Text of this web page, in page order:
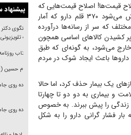
قیمت‌ها! اصلاح قیمت‌هایی که
طبق اظهارات آنها فقط شامل ۱۰ درصد از دارو‌ها می‌شود، اما این ۱۰ درصد خودش می‌شود ۳۷۰ قلم دارو که آمار
که سر از رسانه‌ها درآورده
پس از پر کشیدن کالا‌های اساسی همچون
خارج می‌شود، به گونه‌ای که طبق
باعث ایجاد شوک در مردم
یک بیمار حذف کرد، اما حالا
و بیماری به دو دو تا چهارتا
زندگی را پیش ببرند. به خصوص
فشار گرانی دارو را به شکل
پیشنهاد
گفتگوی
برنامه
بازتاب روزنامه جوان ۱۵
امام
پیاده روی
پیاده روی